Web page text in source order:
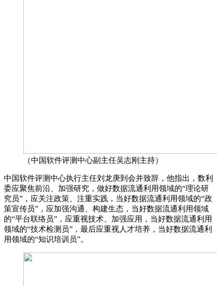
（中国软件评测中心副主任吴志刚主持）
中国软件评测中心执行主任刘龙庚到会并致辞，他指出，数利
委应聚焦前沿、加强研究，做好数据流通利用领域的“理论研
究员”，应关注政策、注重实践，当好数据流通利用领域的“政
策宣传员”，应加强沟通、构建生态，当好数据流通利用领域
的“平台联络员”，应重视技术、加强应用，当好数据流通利用
领域的“技术检测员”，最后应重视人才培养，当好数据流通利
用领域的“知识培训员”。